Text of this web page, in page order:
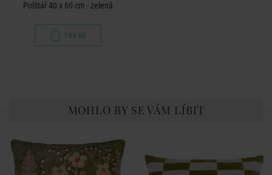
Polštář 40 x 60 cm - zelená
799 Kč
MOHLO BY SE VÁM LÍBIT